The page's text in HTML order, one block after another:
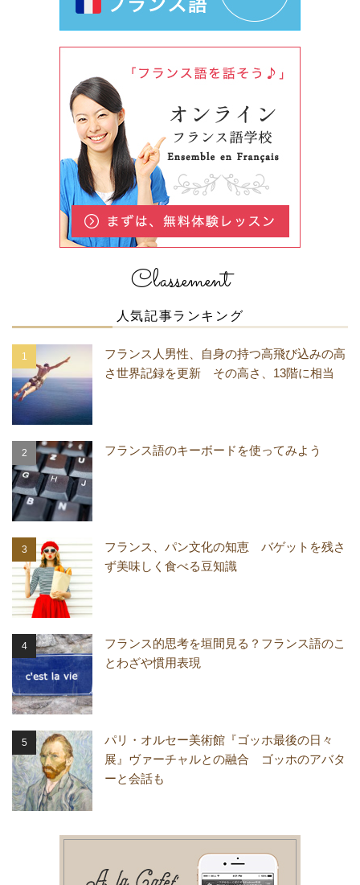
Classement
人気記事ランキング
フランス人男性、自身の持つ高飛び込みの高
さ世界記録を更新 その高さ、13階に相当
フランス語のキーボードを使ってみよう
フランス、パン文化の知恵 バゲットを残さ
ず美味しく食べる豆知識
フランス的思考を垣間見る？フランス語のこ
とわざや慣用表現
パリ・オルセー美術館『ゴッホ最後の日々
展』ヴァーチャルとの融合 ゴッホのアバタ
ーと会話も